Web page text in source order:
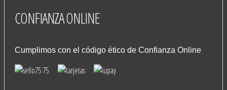
CONFIANZAONLINE
Cumplimos con el código ético de Confianza Online